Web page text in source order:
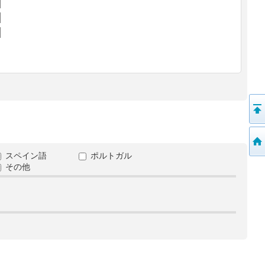
スペイン語
ポルトガル
その他